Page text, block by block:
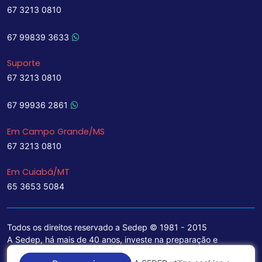
67 3213 0810
67 99839 3633
Suporte
67 3213 0810
67 99936 2861
Em Campo Grande/MS
67 3213 0810
Em Cuiabá/MT
65 3653 5084
Todos os direitos reservado a Sedep © 1981 - 2015
A Sedep, há mais de 40 anos, investe na preparação e
treinamento de funcionários e na aquisição de tecnologia de